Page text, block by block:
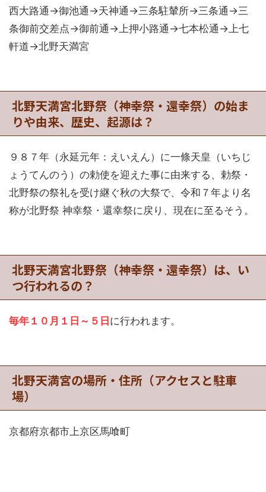
西大路通→御池通→天神通→三条駐輦所→三条通→三
条御前交差点→御前通→上押小路通→七本松通→上七
軒道→北野天満宮
北野天満宮北野祭（神幸祭・還幸祭）の始ま
りや由来、歴史、起源は？
９８７年（永延元年：えいえん）に一條天皇（いちじ
ょうてんのう）の勅使を迎えた事に由来する、勅祭・
北野祭の祭礼を受け継ぐ秋の大祭で、令和７年より名
称が北野祭 神幸祭・還幸祭に戻り、現在に至るそう。
北野天満宮北野祭（神幸祭・還幸祭）は、い
つ行われるの？
毎年１０月１日～５日 に行われます。
北野天満宮の場所・住所（アクセスと駐車
場）
京都府京都市上京区馬喰町